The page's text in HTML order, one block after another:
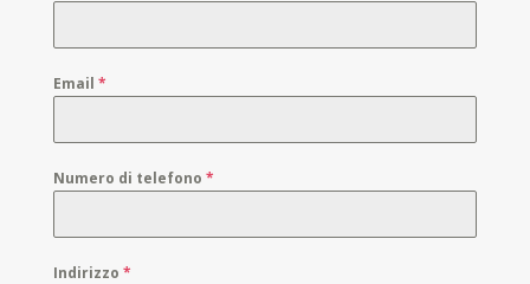
Email *
Numero di telefono *
Indirizzo *